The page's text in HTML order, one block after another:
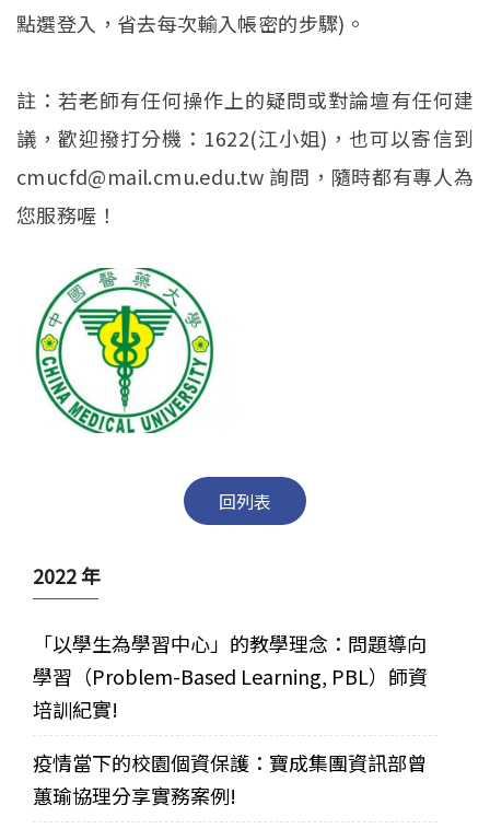
點選登入，省去每次輸入帳密的步驟)。
註：若老師有任何操作上的疑問或對論壇有任何建
議，歡迎撥打分機：1622(江小姐)，也可以寄信到
cmucfd@mail.cmu.edu.tw 詢問，隨時都有專人為
您服務喔！
回列表
2022 年
「以學生為學習中心」的教學理念：問題導向
學習（Problem-Based Learning, PBL）師資
培訓紀實!
疫情當下的校園個資保護：寶成集團資訊部曾
蕙瑜協理分享實務案例!